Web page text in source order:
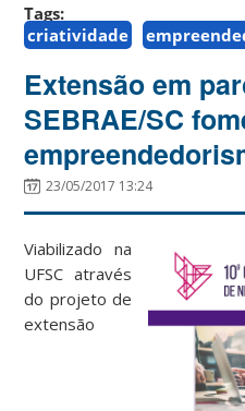
Tags:
criatividade
Extensão em
SEBRAE/SC
23/05/2017 13:24
Viabilizado na
UFSC através
do projeto de
extensão